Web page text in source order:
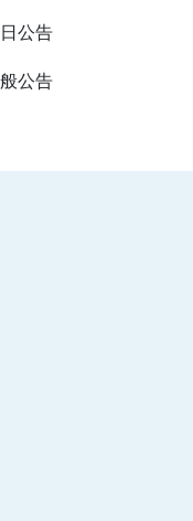
公告
公告